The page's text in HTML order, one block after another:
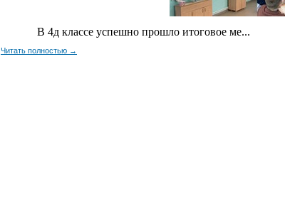
В 4д классе успешно прошло итоговое ме...
Читать полностью →